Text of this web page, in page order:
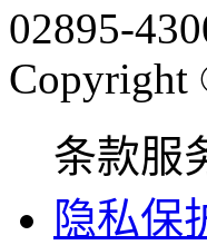
02895-
Copyright
条款服
隐私保